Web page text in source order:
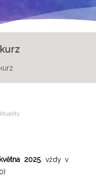
2025, vždy v